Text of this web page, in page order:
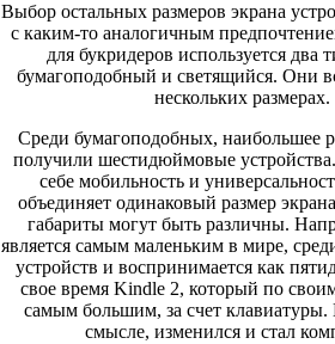
Выбор остальных размеров экрана
с каким-то аналогичным
для букридеров используется два
бумагоподобный и светящийся. Они
нескольких размерах.
Среди бумагоподобных, наибольшее
получили шестидюймовые
себе мобильность и
объединяет одинаковый размер
габариты могут быть различны.
является самым маленьким в мире,
устройств и воспринимается как
свое время Kindle 2, который по
самым большим, за счет клавиатуры.
смысле, изменился и стал